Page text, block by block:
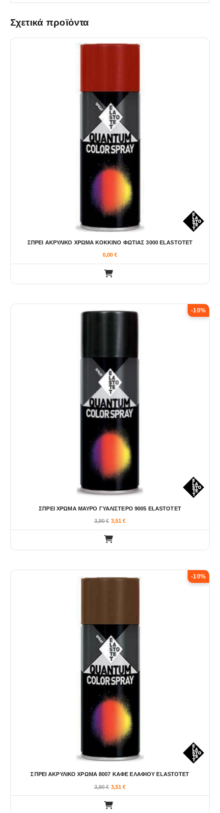
Σχετικά προϊόντα
ΣΠΡΕΙ ΑΚΡΥΛΙΚΟ ΧΡΩΜΑ ΚΟΚΚΙΝΟ ΦΩΤΙΑΣ 3000 ELASTOTET
0,00€
-10%
ΣΠΡΕΙ ΧΡΩΜΑ ΜΑΥΡΟ ΓΥΑΛΙΣΤΕΡO 9005 ELASTOTET
3,90€ 3,51€
-10%
ΣΠΡΕΙ ΑΚΡΥΛΙΚΟ ΧΡΩΜΑ 8007 ΚΑΦΕ ΕΛΑΦΙΟΥ ELASTOTET
3,90€ 3,51€